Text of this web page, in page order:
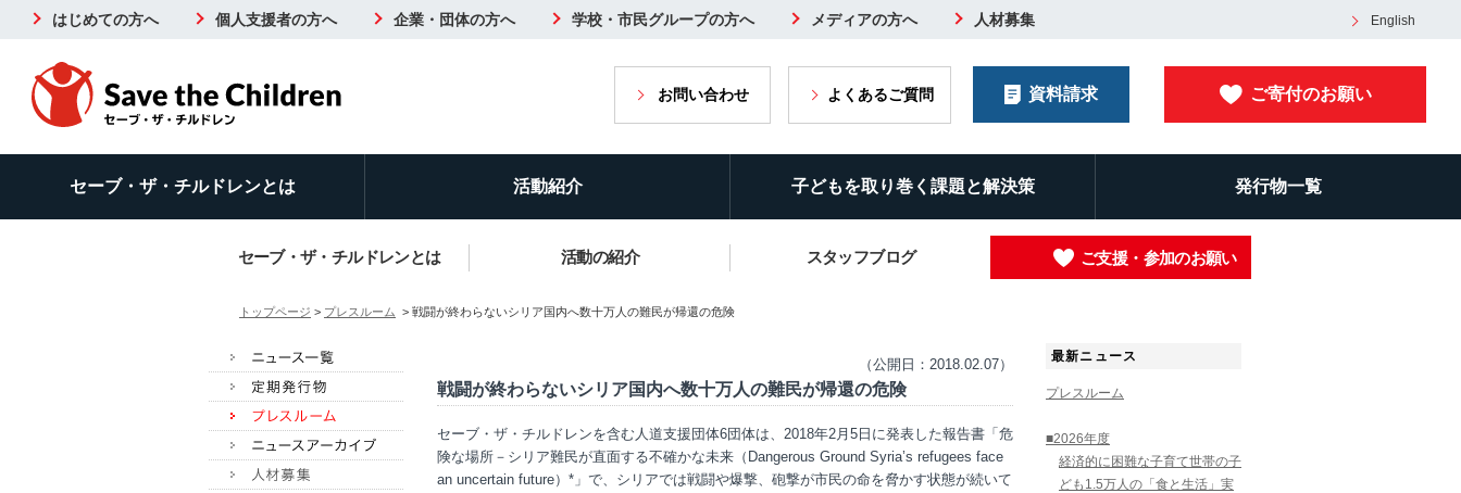
はじめての方へ 個人支援者の方へ 企業・団体の方へ 学校・市民グループの方へ メディアの方へ 人材募集 English
お問い合わせ よくあるご質問 資料請求 ご寄付のお願い
セーブ・ザ・チルドレンとは 活動紹介 子どもを取り巻く課題と解決策 発行物一覧
セーブ・ザ・チルドレンとは 活動の紹介 スタッフブログ ご支援・参加のお願い
トップページ > プレスルーム > 戦闘が終わらないシリア国内へ数十万人の難民が帰還の危険
（公開日：2018.02.07）
戦闘が終わらないシリア国内へ数十万人の難民が帰還の危険
セーブ・ザ・チルドレンを含む人道支援団体6団体は、2018年2月5日に発表した報告書「危
険な場所－シリア難民が直面する不確かな未来（Dangerous Ground Syria’s refugees face
an uncertain future）*」で、シリアでは戦闘や爆撃、砲撃が市民の命を脅かす状態が続いて
最新ニュース
プレスルーム
■2026年度
経済的に困難な子育て世帯の子
ども1.5万人の「食と生活」実